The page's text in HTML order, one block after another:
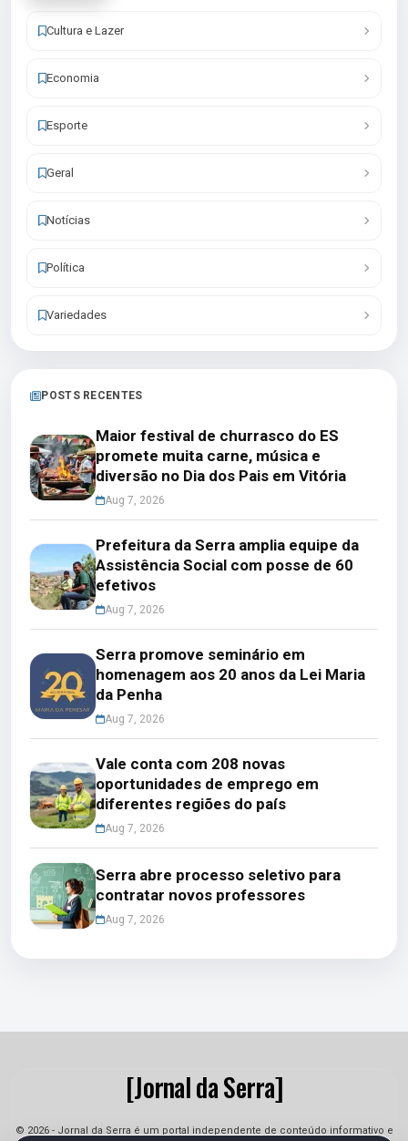
Cultura e Lazer
Economia
Esporte
Geral
Notícias
Política
Variedades
POSTS RECENTES
Maior festival de churrasco do ES
promete muita carne, música e
diversão no Dia dos Pais em Vitória
Aug 7, 2026
Prefeitura da Serra amplia equipe da
Assistência Social com posse de 60
efetivos
Aug 7, 2026
Serra promove seminário em
homenagem aos 20 anos da Lei Maria
da Penha
Aug 7, 2026
Vale conta com 208 novas
oportunidades de emprego em
diferentes regiões do país
Aug 7, 2026
Serra abre processo seletivo para
contratar novos professores
Aug 7, 2026
[Jornal da Serra]
© 2026 - Jornal da Serra é um portal independente de conteúdo informativo e